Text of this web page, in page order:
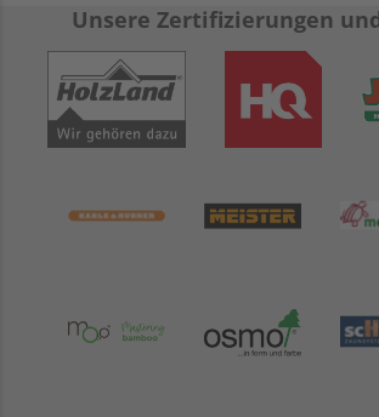
Unsere Zertifizierungen